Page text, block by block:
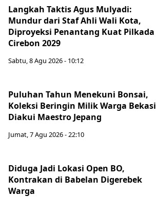
Langkah Taktis Agus Mulyadi:
Mundur dari Staf Ahli Wali Kota,
Diproyeksi Penantang Kuat Pilkada
Cirebon 2029
Sabtu, 8 Agu 2026 - 10:12
Puluhan Tahun Menekuni Bonsai,
Koleksi Beringin Milik Warga Bekasi
Diakui Maestro Jepang
Jumat, 7 Agu 2026 - 22:10
Diduga Jadi Lokasi Open BO,
Kontrakan di Babelan Digerebek
Warga